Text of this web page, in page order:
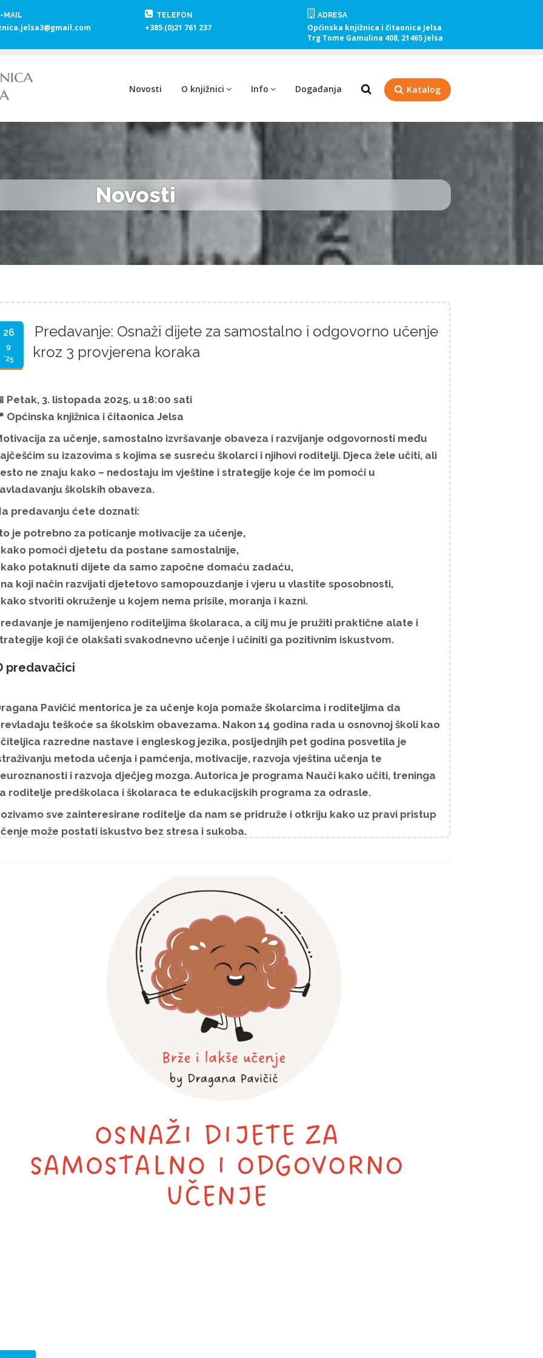
MAIL TELEFON
+385 (0)21 761 237
ADRESA
Općinska knjižnica i čitaonica Jelsa
Trg Tome Gamulina 408, 21465 Jelsa
Novosti O knjižnici Info Događanja Katalog
Novosti
26
9
'25
Predavanje: Osnaži dijete za samostalno i odgovorno učenje
kroz 3 provjerena koraka
Petak, 3. listopada 2025. u 18:00 sati
Općinska knjižnica i čitaonica Jelsa
za učenje, samostalno izvršavanje obaveza i razvijanje odgovornosti među
su izazovima s kojima se susreću školarci i njihovi roditelji. Djeca žele učiti, ali
ne znaju kako – nedostaju im vještine i strategije koje će im pomoći u
školskih obaveza.
predavanju ćete doznati:
je potrebno za poticanje motivacije za učenje,
pomoći djetetu da postane samostalnije,
potaknuti dijete da samo započne domaću zadaću,
koji način razvijati djetetovo samopouzdanje i vjeru u vlastite sposobnosti,
stvoriti okruženje u kojem nema prisile, moranja i kazni.
je namijenjeno roditeljima školaraca, a cilj mu je pružiti praktične alate i
koji će olakšati svakodnevno učenje i učiniti ga pozitivnim iskustvom.
predavačici
Pavičić mentorica je za učenje koja pomaže školarcima i roditeljima da
teškoće sa školskim obavezama. Nakon 14 godina rada u osnovnoj školi kao
razredne nastave i engleskog jezika, posljednjih pet godina posvetila je
metoda učenja i pamćenja, motivacije, razvoja vještina učenja te
i razvoja dječjeg mozga. Autorica je programa Nauči kako učiti, treninga
roditelje predškolaca i školaraca te edukacijskih programa za odrasle.
sve zainteresirane roditelje da nam se pridruže i otkriju kako uz pravi pristup
može postati iskustvo bez stresa i sukoba.